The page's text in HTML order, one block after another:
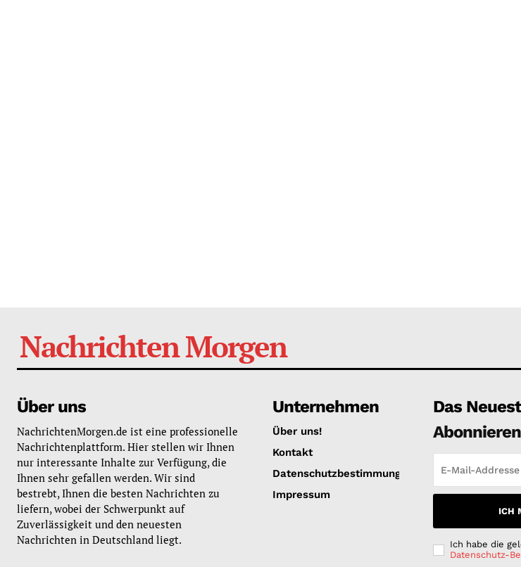
Nachrichten Morgen
Über uns
NachrichtenMorgen.de ist eine professionelle
Nachrichtenplattform. Hier stellen wir Ihnen
nur interessante Inhalte zur Verfügung, die
Ihnen sehr gefallen werden. Wir sind
bestrebt, Ihnen die besten Nachrichten zu
liefern, wobei der Schwerpunkt auf
Zuverlässigkeit und den neuesten
Nachrichten in Deutschland liegt.
Unternehmen
Über uns!
Kontakt
Datenschutzbestimmungen
Impressum
Das
Abonnieren
ICH
Ich habe die
Datenschutz-